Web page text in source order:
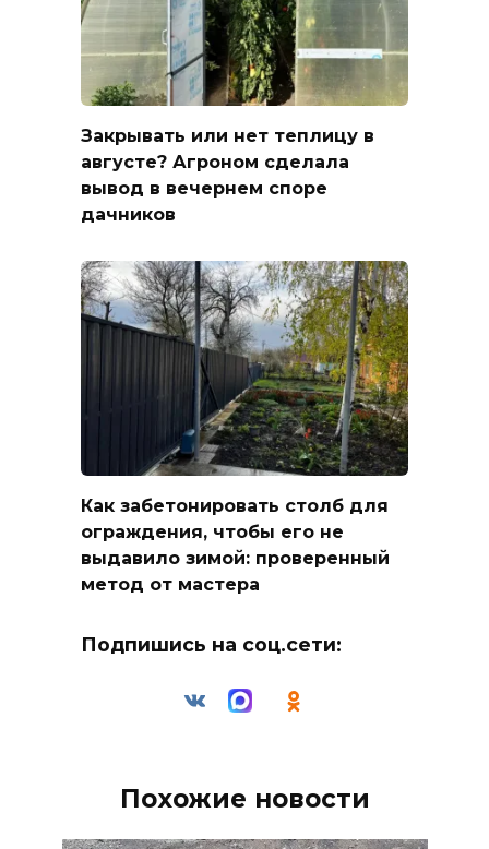
Закрывать или нет теплицу в
августе? Агроном сделала
вывод в вечернем споре
дачников
Как забетонировать столб для
ограждения, чтобы его не
выдавило зимой: проверенный
метод от мастера
Подпишись на соц.сети:
Похожие новости